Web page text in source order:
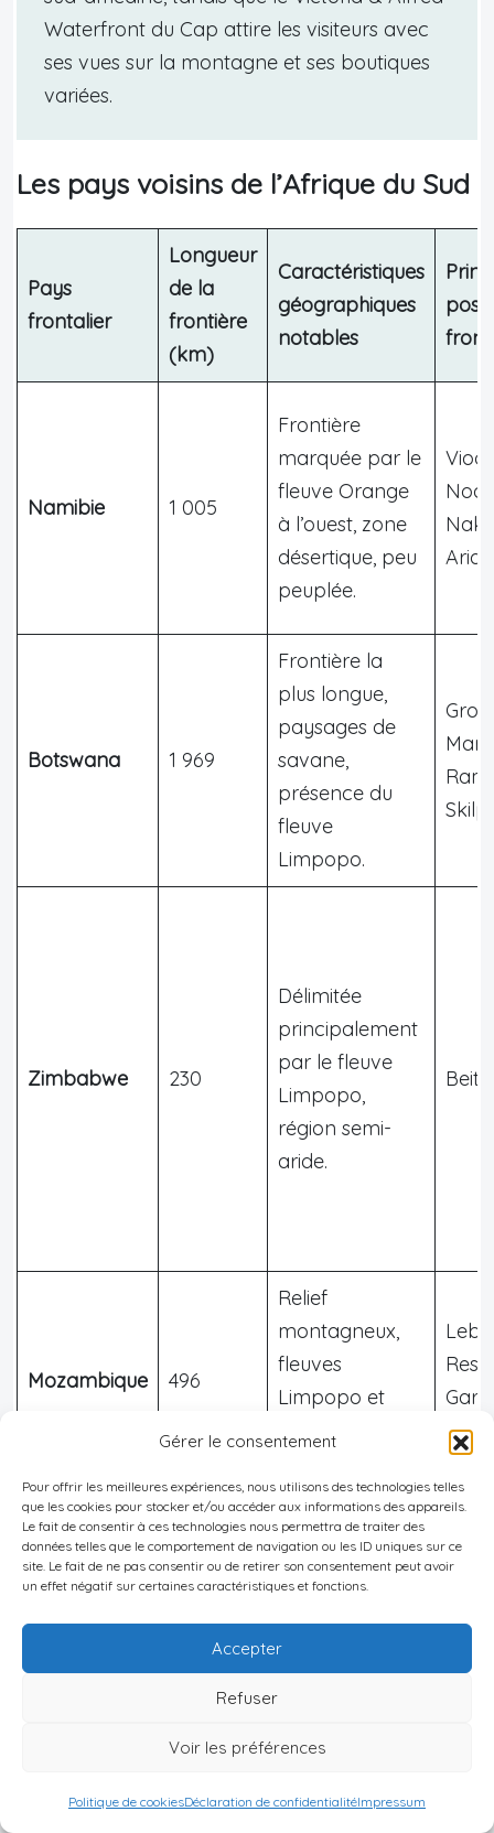
Gérer le consentement
Pour offrir les meilleures expériences, nous utilisons des technologies telles
que les cookies pour stocker et/ou accéder aux informations des appareils.
Le fait de consentir à ces technologies nous permettra de traiter des
données telles que le comportement de navigation ou les ID uniques sur ce
site. Le fait de ne pas consentir ou de retirer son consentement peut avoir
un effet négatif sur certaines caractéristiques et fonctions.
Accepter
Refuser
Voir les préférences
Politique de cookiesDéclaration de confidentialitéImpressum
Waterfront du Cap attire les visiteurs avec
ses vues sur la montagne et ses boutiques
variées.
Les pays voisins de l’Afrique du Sud
Pays
frontalier
Longueur
de la
frontière
(km)
Caractéristiques
géographiques
notables
Namibie 1 005
Frontière
marquée par le
fleuve Orange
à l’ouest, zone
désertique, peu
peuplée.
Botswana 1 969
Frontière la
plus longue,
paysages de
savane,
présence du
fleuve
Limpopo.
Zimbabwe 230
Délimitée
principalement
par le fleuve
Limpopo,
région semi-
aride.
Mozambique 496
Relief
montagneux,
fleuves
Limpopo et
Komati, climat
Relief vallonné,
rivières,
parc national
Enclave